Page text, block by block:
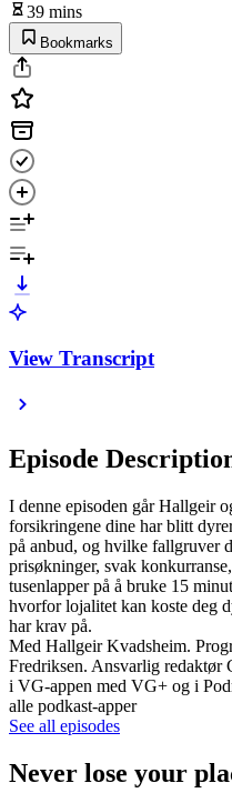
39 mins
Bookmarks
View Transcript
Episode
I denne episoden går Hallgeir
forsikringene dine har blitt
på anbud, og hvilke fallgruver
prisøkninger, svak
tusenlapper på å bruke 15
hvorfor lojalitet kan koste deg
har krav på.
Med Hallgeir Kvadsheim.
Fredriksen. Ansvarlig redaktør
i VG-appen med VG+ og i
alle podkast-apper
See all episodes
Never lose your